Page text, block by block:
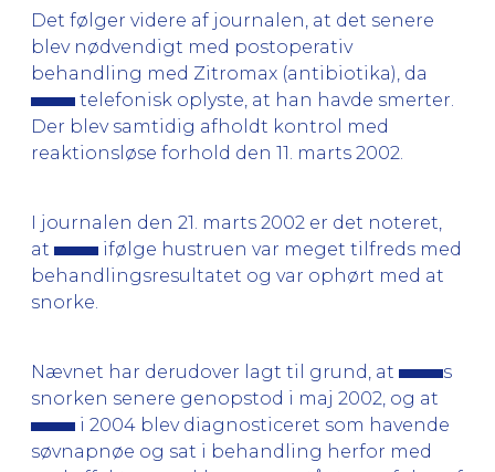
Det følger videre af journalen, at det senere
blev nødvendigt med postoperativ
behandling med Zitromax (antibiotika), da
telefonisk oplyste, at han havde smerter.
Der blev samtidig afholdt kontrol med
reaktionsløse forhold den 11. marts 2002.
I journalen den 21. marts 2002 er det noteret,
at
ifølge hustruen var meget tilfreds med
behandlingsresultatet og var ophørt med at
snorke.
Nævnet har derudover lagt til grund, at
s
snorken senere genopstod i maj 2002, og at
i 2004 blev diagnosticeret som havende
søvnapnøe og sat i behandling herfor med